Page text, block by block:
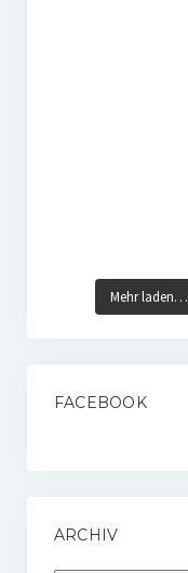
Mehr laden…
FACEBOOK
ARCHIV